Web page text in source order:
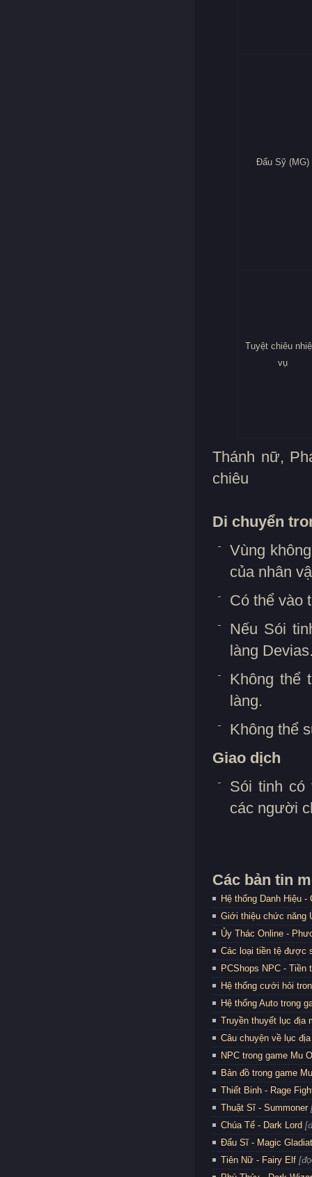
Đấu Sỹ (MG)
Tuyệt chiêu
vụ
Thánh nữ,
chiêu
Di chuyển
Vùng
của nhân
Có thể vào
Nếu Sói
làng
Không thể
làng.
Không thể
Giao dịch
Sói tinh có
các người
Các bản tin
Hệ thống Danh Hiệu
Giới thiệu chức năng
Ủy Thác Online -
Các loại tiền tệ được
PCShops NPC - Tiền
Hệ thống cưới hỏi
Hệ thống Auto trong
Truyền thuyết lục địa
Câu chuyện về lục
NPC trong game Mu
Bản đồ trong game
Thiết Binh - Rage
Thuật Sĩ - Summoner
Chúa Tể - Dark Lord
Đấu Sĩ - Magic
Tiên Nữ - Fairy Elf